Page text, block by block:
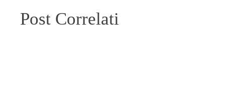
Post Correlati